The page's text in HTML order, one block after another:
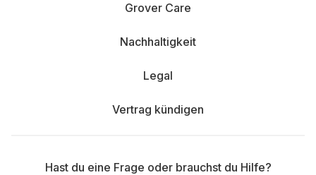
Grover Care
Nachhaltigkeit
Legal
Vertrag kündigen
Hast du eine Frage oder brauchst du Hilfe?